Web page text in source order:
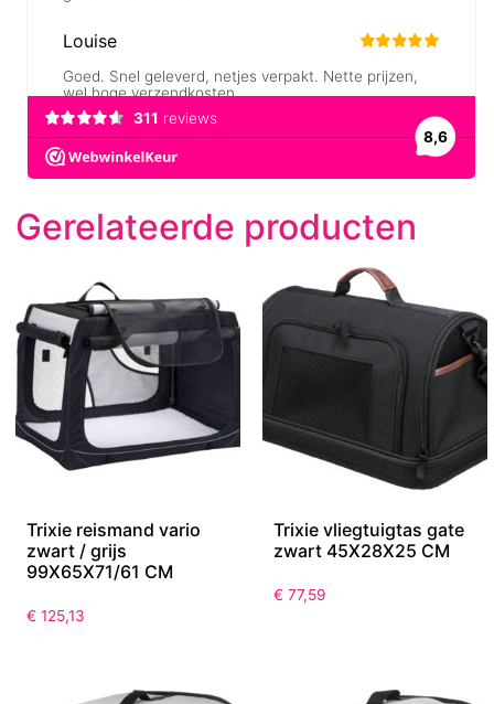
Gerelateerde producten
Trixie reismand vario
zwart / grijs
99X65X71/61 CM
€ 125,13
Trixie vliegtuigtas gate
zwart 45X28X25 CM
€ 77,59